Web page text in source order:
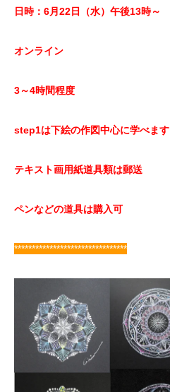
日時：6月22日（水）午後13時～
オンライン
3～4時間程度
step1は下絵の作図中心に学べます
テキスト画用紙道具類は郵送
ペンなどの道具は購入可
********************************